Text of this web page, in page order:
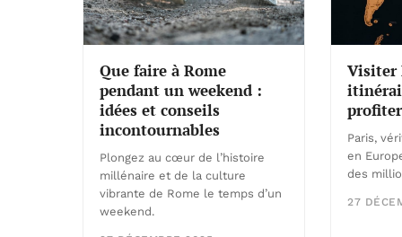
Que faire à Rome
pendant un weekend :
idées et conseils
incontournables
Plongez au cœur de l’histoire
millénaire et de la culture
vibrante de Rome le temps d’un
weekend.
Visiter
Paris,
en
des
27